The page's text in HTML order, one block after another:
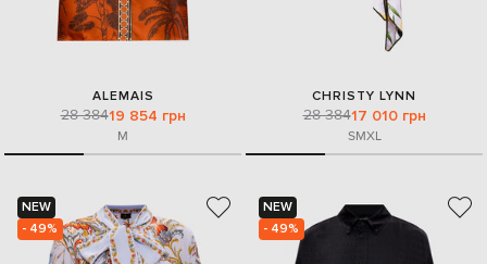
ALEMAIS
28 38419 854 грн
M
CHRISTY LYNN
28 38417 010 грн
SMXL
NEW
- 49%
NEW
- 49%